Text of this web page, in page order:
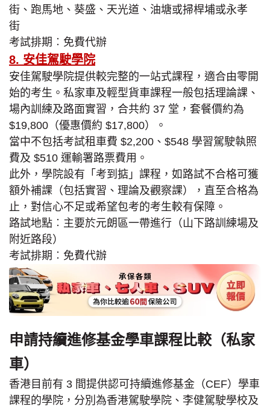
街、跑馬地、葵盛、天光道、油塘或掃桿埔或永孝
街
考試排期︰免費代辦
8. 安佳駕駛學院
安佳駕駛學院提供較完整的一站式課程，適合由零開
始的考生。私家車及輕型貨車課程一般包括理論課、
場內訓練及路面實習，合共約 37 堂，套餐價約為
$19,800（優惠價約 $17,800）。
當中不包括考試租車費 $2,200、$548 學習駕駛執照
費及 $510 運輸署路票費用。
此外，學院設有「考到掂」課程，如路試不合格可獲
額外補課（包括實習、理論及觀察課），直至合格為
止，對信心不足或希望包考的考生較有保障。
路試地點︰主要於元朗區一帶進行（山下路訓練場及
附近路段）
考試排期︰免費代辦
申請持續進修基金學車課程比較（私家
車）
香港目前有 3 間提供認可持續進修基金（CEF）學車
課程的學院，分別為香港駕駛學院、李健駕駛學校及